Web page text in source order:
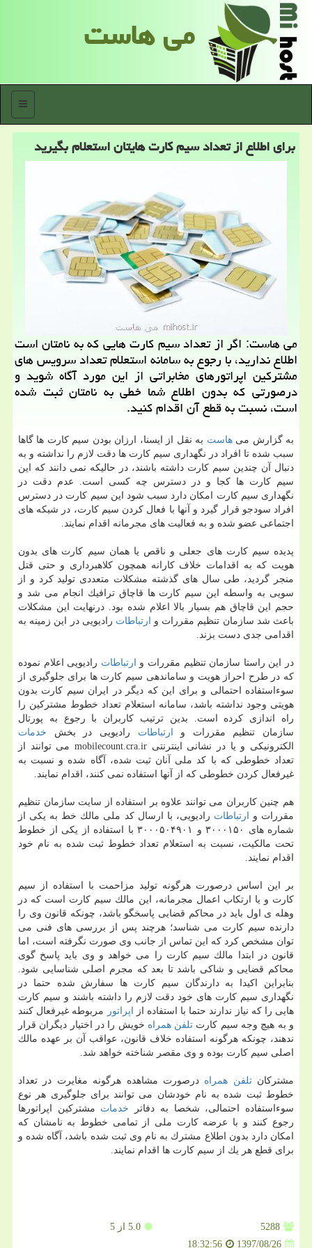
می هاست
منو
برای اطلاع از تعداد سیم كارت هایتان استعلام بگیرید
می هاست: اگر از تعداد سیم كارت هایی كه به نامتان است
اطلاع ندارید، با رجوع به سامانه استعلام تعداد سرویس های
مشتركین اپراتورهای مخابراتی از این مورد آگاه شوید و
درصورتی كه بدون اطلاع شما خطی به نامتان ثبت شده
است، نسبت به قطع آن اقدام كنید.
به گزارش میهاست به نقل از ایسنا، ارزان بودن سیم كارت ها گاها
سبب شده تا افراد در نگهداری سیم كارت ها دقت لازم را نداشته و به
دنبال آن چندین سیم كارت داشته باشند، در حالیكه نمی دانند كه این
سیم كارت ها كجا و در دسترس چه كسی است. عدم دقت در
نگهداری سیم كارت امكان دارد سبب شود این سیم كارت در دسترس
افراد سودجو قرار گیرد و آنها با فعال كردن سیم كارت، در شبكه های
اجتماعی عضو شده و به فعالیت های مجرمانه اقدام نمایند.
پدیده سیم كارت های جعلی و ناقص یا همان سیم كارت های بدون
هویت كه به اقدامات خلاف كارانه همچون كلاهبرداری و حتی قتل
منجر گردید، طی سال های گذشته مشكلات متعددی تولید كرد و از
سویی به واسطه این سیم كارت ها قاچاق ترافیك انجام می شد و
حجم این قاچاق هم بسیار بالا اعلام شده بود. درنهایت این مشكلات
باعث شد سازمان تنظیم مقررات و ارتباطات رادیویی در این زمینه به
اقدامی جدی دست بزند.
در این راستا سازمان تنظیم مقررات و ارتباطات رادیویی اعلام نموده
كه در طرح احراز هویت و ساماندهی سیم كارت ها برای جلوگیری از
سوءاستفاده احتمالی و برای این كه دیگر در ایران سیم كارت بدون
هویتی وجود نداشته باشد، سامانه استعلام تعداد خطوط مشتركین را
راه اندازی كرده است. بدین ترتیب كاربران با رجوع به پورتال
سازمان تنظیم مقررات و ارتباطات رادیویی در بخش خدمات
الكترونیكی و یا در نشانی اینترنتی mobilecount.cra.ir می توانند از
تعداد خطوطی كه با كد ملی آنان ثبت شده، آگاه شده و نسبت به
غیرفعال كردن خطوطی كه از آنها استفاده نمی كنند، اقدام نمایند.
هم چنین كاربران می توانند علاوه بر استفاده از سایت سازمان تنظیم
مقررات و ارتباطات رادیویی، با ارسال كد ملی مالك خط به یكی از
شماره های ۳۰۰۰۱۵۰ و ۳۰۰۰۵۰۴۹۰۱ با استفاده از یكی از خطوط
تحت مالكیت، نسبت به استعلام تعداد خطوط ثبت شده به نام خود
اقدام نمایند.
بر این اساس درصورت هرگونه تولید مزاحمت با استفاده از سیم
كارت و یا ارتكاب اعمال مجرمانه، این مالك سیم كارت است كه در
وهله ی اول باید در محاكم قضایی پاسخگو باشد، چونكه قانون وی را
دارنده سیم كارت می شناسد؛ هرچند پس از بررسی های فنی می
توان مشخص كرد كه این تماس از جانب وی صورت نگرفته است، اما
قانون در ابتدا مالك سیم كارت را می خواهد و وی باید پاسخ گوی
محاكم قضایی و شاكی باشد تا بعد كه مجرم اصلی شناسایی شود.
بنابراین اكیدا به دارندگان سیم كارت ها سفارش شده حتما در
نگهداری سیم كارت های خود دقت لازم را داشته باشند و سیم كارت
هایی را كه نیاز ندارند حتما با استفاده از اپراتور
مربوطه غیرفعال كنند
و به هیچ وجه سیم كارت تلفن همراه خویش را در اختیار دیگران قرار
ندهند، چونكه هرگونه استفاده خلاف قانون، عواقب آن بر عهده مالك
اصلی سیم كارت بوده و وی مقصر شناخته خواهد شد.
مشتركانتلفن همراه درصورت مشاهده هرگونه مغایرت در تعداد
خطوط ثبت شده به نام خودشان می توانند برای جلوگیری هر نوع
سوءاستفاده احتمالی، شخصا به دفاتر خدمات مشتركین اپراتورها
رجوع كنند و با عرضه كارت ملی از تمامی خطوط به نامشان كه
امكان دارد بدون اطلاع مشترك به نام وی ثبت شده باشد، آگاه شده و
برای قطع هر یك از سیم كارت ها اقدام نمایند.
5288
5.0 از 5
1397/08/26
18:32:56